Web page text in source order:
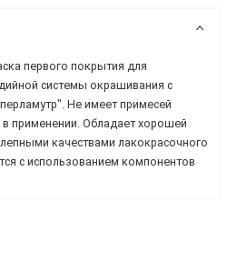
первого покрытия для
системы окрашивания с
Не имеет примесей
в применении. Обладает хорошей
качествами лакокрасочного
с использованием компонентов